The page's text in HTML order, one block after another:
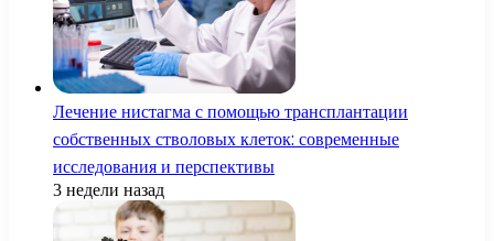
Лечение нистагма с помощью трансплантации
собственных стволовых клеток: современные
исследования и перспективы
3 недели назад